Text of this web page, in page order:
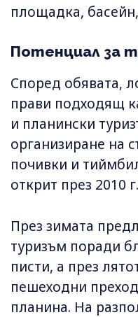
площадка,
Потенциал за
Според обявата,
прави подходящ
и планински
организиране на
почивки и
открит през 2010 г.
През зимата
туризъм поради
писти, а през
пешеходни
планина. На